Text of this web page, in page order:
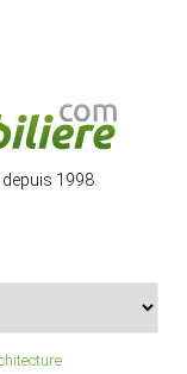
1998.